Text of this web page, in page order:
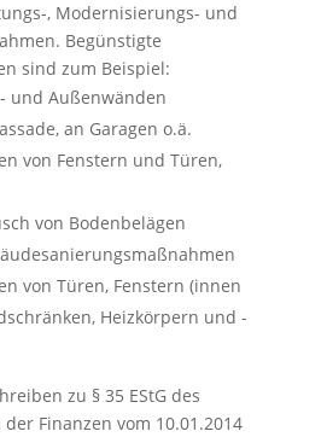
, Modernisierungs- und
Begünstigte
sind zum Beispiel:
und Außenwänden
an Garagen o.ä.
von Fenstern und Türen,
von Bodenbelägen
von Türen, Fenstern (innen
Heizkörpern und -
zu § 35 EStG des
Finanzen vom 10.01.2014